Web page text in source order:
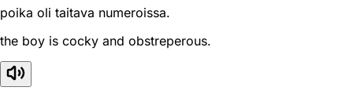
poika oli taitava numeroissa.
the boy is cocky and obstreperous.